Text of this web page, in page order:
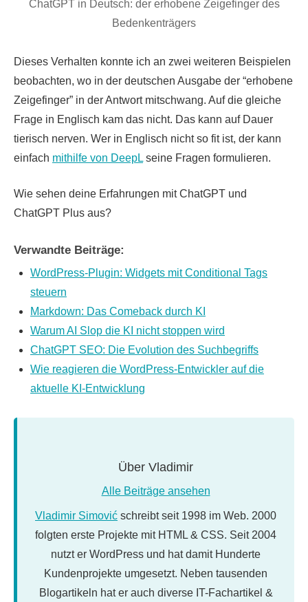
ChatGPT in Deutsch: der erhobene Zeigefinger des
Bedenkenträgers
Dieses Verhalten konnte ich an zwei weiteren Beispielen
beobachten, wo in der deutschen Ausgabe der “erhobene
Zeigefinger” in der Antwort mitschwang. Auf die gleiche
Frage in Englisch kam das nicht. Das kann auf Dauer
tierisch nerven. Wer in Englisch nicht so fit ist, der kann
einfach mithilfe von DeepL seine Fragen formulieren.
Wie sehen deine Erfahrungen mit ChatGPT und
ChatGPT Plus aus?
Verwandte Beiträge:
WordPress-Plugin: Widgets mit Conditional Tags
steuern
Markdown: Das Comeback durch KI
Warum AI Slop die KI nicht stoppen wird
ChatGPT SEO: Die Evolution des Suchbegriffs
Wie reagieren die WordPress-Entwickler auf die
aktuelle KI-Entwicklung
Über Vladimir
Alle Beiträge ansehen
Vladimir Simović schreibt seit 1998 im Web. 2000
folgten erste Projekte mit HTML & CSS. Seit 2004
nutzt er WordPress und hat damit Hunderte
Kundenprojekte umgesetzt. Neben tausenden
Blogartikeln hat er auch diverse IT-Fachartikel &